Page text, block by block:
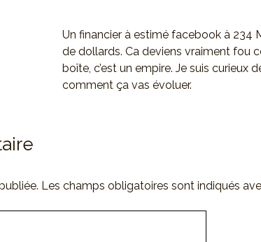
Un financier à estimé facebook à 234
de dollards. Ca deviens vraiment fou
boîte, c’est un empire. Je suis curieux
comment ça vas évoluer.
Les champs obligatoires sont indiqués